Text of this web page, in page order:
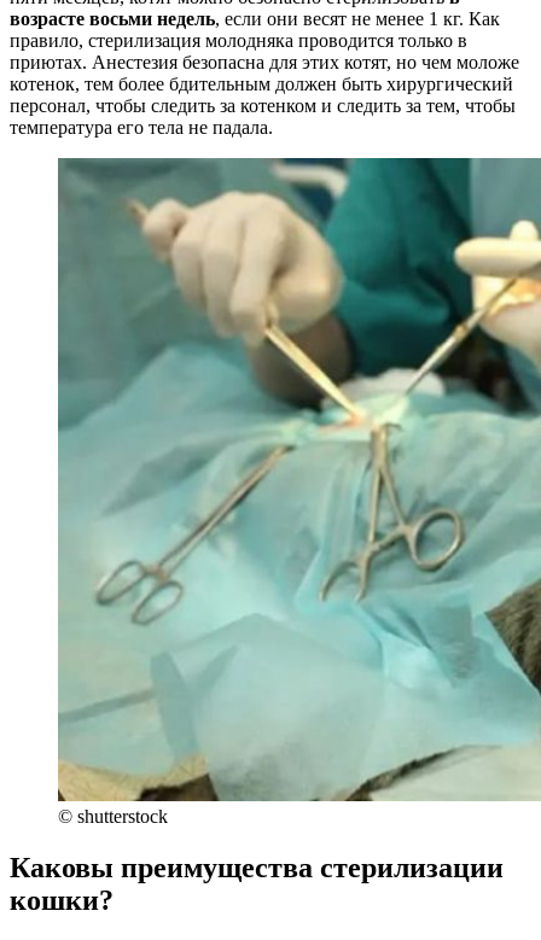
возрасте восьми недель, если они весят не менее 1 кг. Как
правило, стерилизация молодняка проводится только в
приютах. Анестезия безопасна для этих котят, но чем моложе
котенок, тем более бдительным должен быть хирургический
персонал, чтобы следить за котенком и следить за тем, чтобы
температура его тела не падала.
© shutterstock
Каковы преимущества стерилизации
кошки?